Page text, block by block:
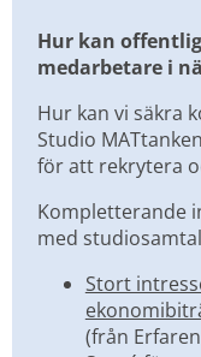
Hur kan
medarbetare i
Hur kan vi säkra
Studio
för att rekrytera
Kompletterande
med
Stort
(från